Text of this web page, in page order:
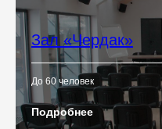
Зал «Чердак»
До 60 человек
Подробнее